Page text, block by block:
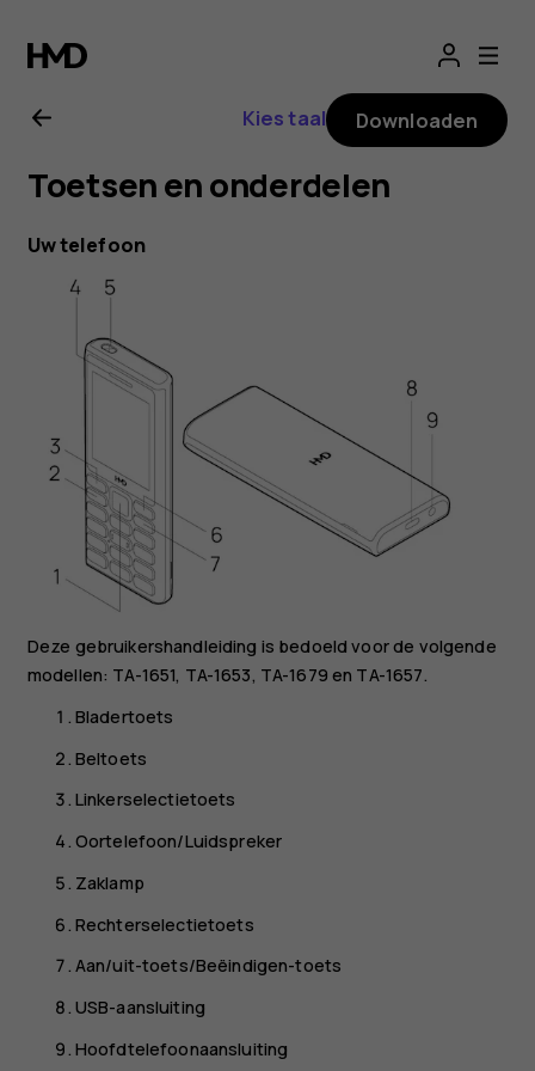
HMD
105
4G
Kies taal Downloaden
Toetsen en onderdelen
Uw telefoon
Deze gebruikershandleiding is bedoeld voor de volgende
modellen: TA-1651, TA-1653, TA-1679 en TA-1657.
Bladertoets
Beltoets
Linkerselectietoets
Oortelefoon/Luidspreker
Zaklamp
Rechterselectietoets
Aan/uit-toets/Beëindigen-toets
USB-aansluiting
Hoofdtelefoonaansluiting